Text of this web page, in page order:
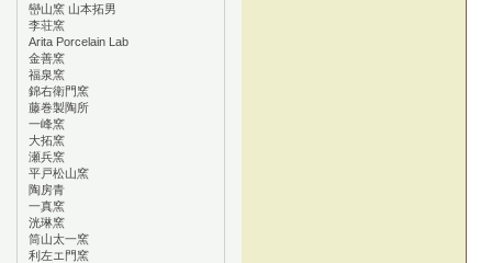
巒山窯 山本拓男
李荘窯
Arita Porcelain Lab
金善窯
福泉窯
錦右衛門窯
藤巻製陶所
一峰窯
大拓窯
瀬兵窯
平戸松山窯
陶房青
一真窯
洸琳窯
筒山太一窯
利左エ門窯